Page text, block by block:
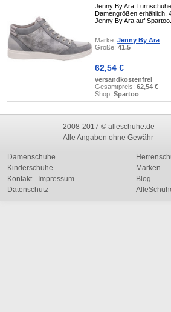
Jenny By Ara
Damengrößen erhältlich.
Jenny By Ara auf
Marke:Jenny By Ara
Größe:41.5
62,54 €
versandkostenfrei
Gesamtpreis:62,54 €
Shop:Spartoo
2008-2017 © alleschuhe.de
Alle Angaben ohne Gewähr
Damenschuhe
Kinderschuhe
Marken
Kontakt - Impressum
Datenschutz
Blog